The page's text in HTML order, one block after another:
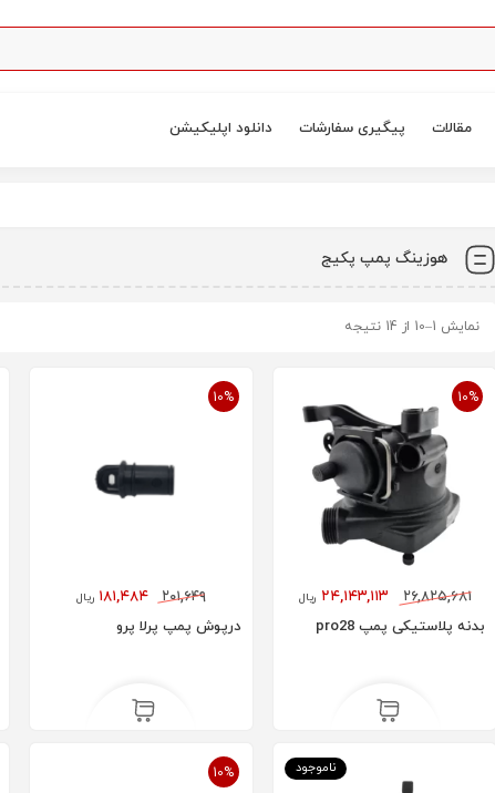
مقالات پیگیری سفارشات دانلود اپلیکیشن
هوزینگ پمپ پکیج
نمایش 1–10 از 14 نتیجه
10%
۲۶,۸۲۵,۶۸۱ ۲۴,۱۴۳,۱۱۳ ریال
بدنه پلاستیکی پمپ pro28
10%
۲۰۱,۶۴۹ ۱۸۱,۴۸۴ ریال
درپوش پمپ پرلا پرو
ناموجود 10%